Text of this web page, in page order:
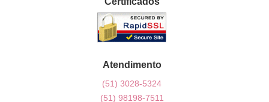
Atendimento
(51) 3028-5324
(51) 98198-7511